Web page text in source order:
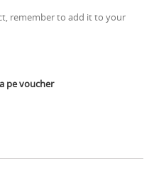
remember to add it to your
pe voucher